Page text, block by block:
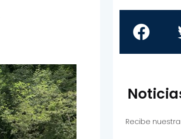
Recibe